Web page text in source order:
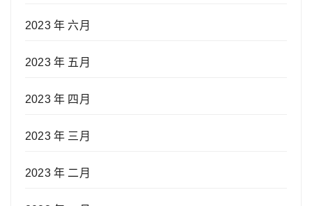
2023 年 六月
2023 年 五月
2023 年 四月
2023 年 三月
2023 年 二月